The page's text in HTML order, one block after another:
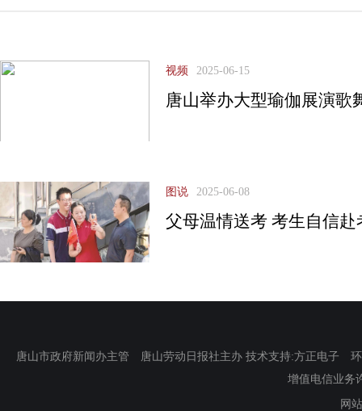
视频 2025-06-15
唐山举办大型瑜伽展演歌
图说 2025-06-08
父母温情送考 考生自信赴
唐山市政府新闻办主管 唐山劳动日报社主办 技术支持:方正电子
增值电信业务
网